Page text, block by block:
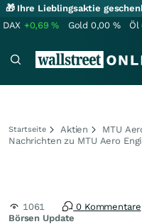
🎁 Ihre Lieblingsaktie
DAX +0,69% Gold 0,00 % Öl
Startseite Aktien
MTU
Nachrichten zu MTU Aero
Börsen Update
1061 0 Kommentare